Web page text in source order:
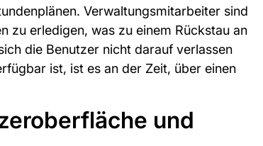
Verwaltungsmitarbeiter sind
zu erledigen, was zu einem Rückstau an
die Benutzer nicht darauf verlassen
ist, ist es an der Zeit, über einen
und